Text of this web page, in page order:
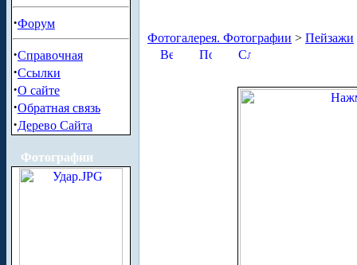
·Форум
·Справочная
·Ссылки
·О сайте
·Обратная связь
·Дерево Сайта
Фотографии
Фотогалерея. Фотографии > Пейзажи